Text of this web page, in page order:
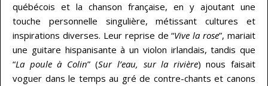
québécois et la chanson française, en y ajoutant une
touche personnelle singulière, métissant cultures et
inspirations diverses. Leur reprise de “Vive la rose”, mariait
une guitare hispanisante à un violon irlandais, tandis que
“La poule à Colin” (Sur l’eau, sur la rivière) nous faisait
voguer dans le temps au gré de contre-chants et canons